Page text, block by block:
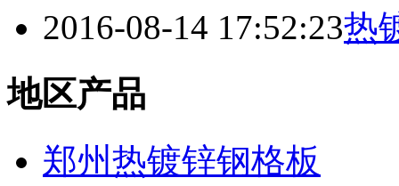
2016-08-14 17:52:23热
地区产品
郑州热镀锌钢格板